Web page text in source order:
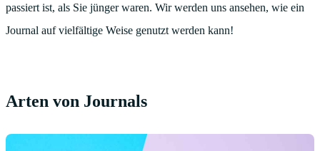
passiert ist, als Sie jünger waren. Wir werden uns ansehen, wie ein
Journal auf vielfältige Weise genutzt werden kann!
Arten von Journals